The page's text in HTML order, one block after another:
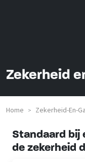
Zekerheid
Home > Zekerheid-En-
Standaard bij
de zekerheid